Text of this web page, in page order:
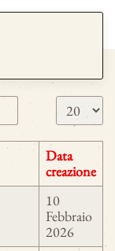
Visualizza
Data
creazione
10
Febbraio
2026